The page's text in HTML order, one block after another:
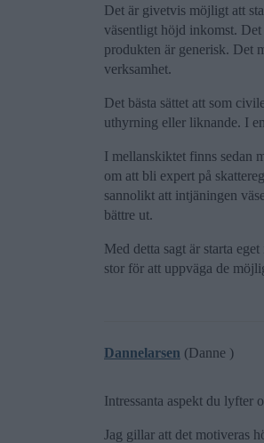
Det är givetvis möjligt att
väsentligt höjd inkomst.
produkten är generisk. Det
verksamhet.
Det bästa sättet att som
uthyrning eller liknande. I
I mellanskiktet finns sedan
om att bli expert på
sannolikt att intjäningen
bättre ut.
Med detta sagt är starta
stor för att uppväga de
Dannelarsen (Danne )
Intressanta aspekt du lyfter
Jag gillar att det motiveras